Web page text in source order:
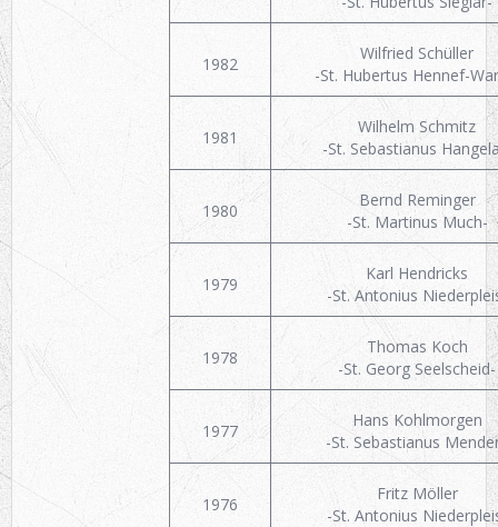
1982
Wilfried Schüller
-St. Hubertus Hennef-
1981
Wilhelm Schmitz
-St. Sebastianus
1980
Bernd Reminger
-St. Martinus Much-
1979
Karl Hendricks
-St. Antonius
1978
Thomas Koch
-St. Georg Seelscheid-
1977
Hans Kohlmorgen
-St. Sebastianus
1976
Fritz Möller
-St. Antonius